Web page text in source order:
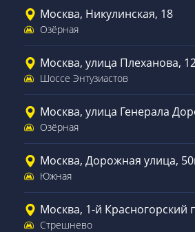
Москва, Никулинская, 18
Озёрная
Москва, улица Плеханова,
Шоссе Энтузиастов
Москва, улица Генерала
Озёрная
Москва, Дорожная улица,
Южная
Москва, 1-й Красногорский
Стрешнево